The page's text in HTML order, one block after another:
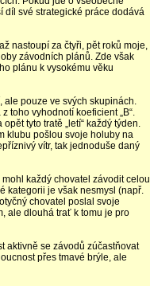
díl své strategické práce dodává
nastoupí za čtyři, pět roků moje,
závodních plánů. Zde však
plánu k vysokému věku
ale pouze ve svých skupinách.
toho vyhodnotí koeficient „B“.
tyto tratě „letí“ každý týden.
klubu pošlou svoje holuby na
vítr, tak jednoduše daný
mohl každý chovatel závodit celou
kategorii je však nesmysl (např.
chovatel poslal svoje
ale dlouhá trať k tomu je pro
aktivně se závodů zúčastňovat
přes tmavé brýle, ale